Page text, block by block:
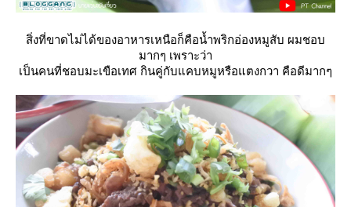
สิ่งที่ขาดไม่ได้ของอาหารเหนือก็คือน้ำพริกอ่องหมูสับ ผมชอบ
มากๆ เพราะว่า
เป็นคนที่ชอบมะเขือเทศ กินคู่กับแคบหมูหรือแตงกวา คือดีมากๆ